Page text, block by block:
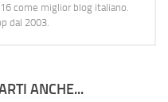
come miglior blog italiano.
dal 2003.
ANCHE...